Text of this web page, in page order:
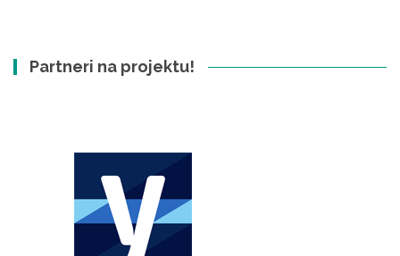
Partneri na projektu!